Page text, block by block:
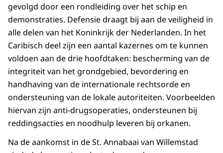
gevolgd door een rondleiding over het schip en
demonstraties. Defensie draagt bij aan de veiligheid in
alle delen van het Koninkrijk der Nederlanden. In het
Caribisch deel zijn een aantal kazernes om te kunnen
voldoen aan de drie hoofdtaken: bescherming van de
integriteit van het grondgebied, bevordering en
handhaving van de internationale rechtsorde en
ondersteuning van de lokale autoriteiten. Voorbeelden
hiervan zijn anti-drugsoperaties, ondersteunen bij
reddingsacties en noodhulp leveren bij orkanen.
Na de aankomst in de St. Annabaai van Willemstad